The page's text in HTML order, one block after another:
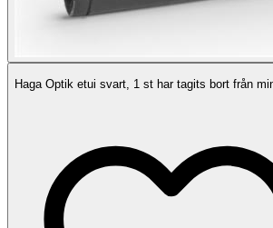
Haga Optik etui svart, 1 st har tagits bort från